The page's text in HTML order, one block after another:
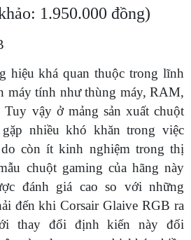
1.950.000 đồng)
hiệu khá quan thuộc trong lĩnh
máy tính như thùng máy, RAM,
Tuy vậy ở mảng sản xuất chuột
nhiều khó khăn trong việc
còn ít kinh nghiệm trong thị
chuột gaming của hãng này
đánh giá cao so với những
đến khi Corsair Glaive RGB ra
thay đổi định kiến này đối